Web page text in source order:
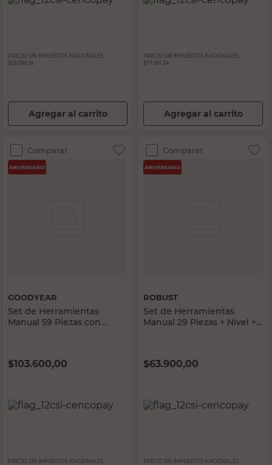
PRECIO SIN IMPUESTOS NACIONALES:
$28.099,18
Agregar al carrito
PRECIO SIN IMPUESTOS NACIONALES:
$77.851,24
Agregar al carrito
Comparar
GOODYEAR
Set de Herramientas
Manual 59 Piezas con
$103.600,00
PRECIO SIN IMPUESTOS NACIONALES:
Comparar
ROBUST
Set de Herramientas
Manual 29 Piezas + Nivel +
$63.900,00
PRECIO SIN IMPUESTOS NACIONALES: